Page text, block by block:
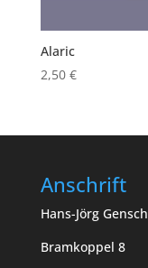
Alaric
2,50 €
Anschrift
Hans-Jörg Gensch
Bramkoppel 8